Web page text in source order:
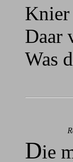
Knier
Daar
Was
Die